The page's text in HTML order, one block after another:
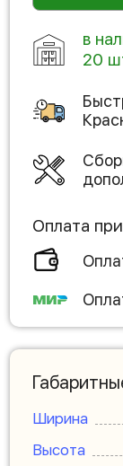
в
20
Оплата
Ширина
Высота